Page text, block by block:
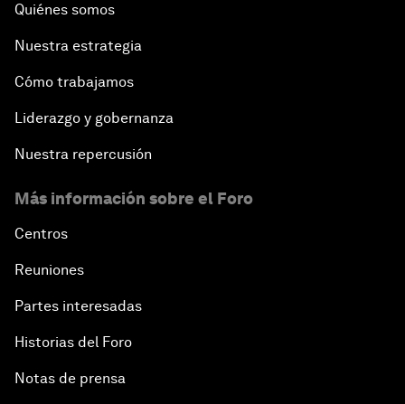
Quiénes somos
Nuestra estrategia
Cómo trabajamos
Liderazgo y gobernanza
Nuestra repercusión
Más información sobre el Foro
Centros
Reuniones
Partes interesadas
Historias del Foro
Notas de prensa